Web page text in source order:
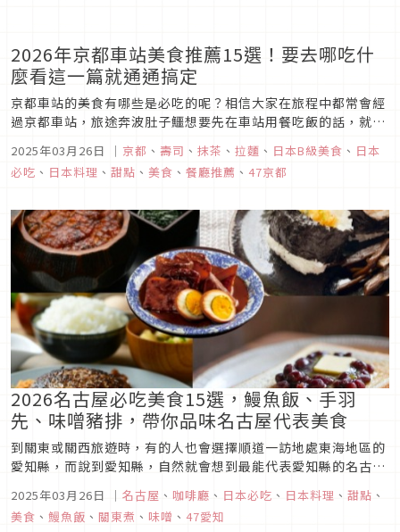
2026年京都車站美食推薦15選！要去哪吃什
麼看這一篇就通通搞定
京都車站的美食有哪些是必吃的呢？相信大家在旅程中都常會經
過京都車站，旅途奔波肚子鱷想要先在車站用餐吃飯的話，就要
在京都車站找餐廳啦！但說到京都車站以及車站附近美食的話，
你知道有什麼好吃的嗎？快來一起看下去吧！
2025年03月26日 ｜ 京都 、 壽司 、 抹茶 、 拉麵 、 日本B級美食 、 日本
必吃 、 日本料理 、 甜點 、 美食 、 餐廳推薦 、 47京都
2026名古屋必吃美食15選，鰻魚飯、手羽
先、味噌豬排，帶你品味名古屋代表美食
到關東或關西旅遊時，有的人也會選擇順道一訪地處東海地區的
愛知縣，而說到愛知縣，自然就會想到最能代表愛知縣的名古屋
市。來到名古屋當然不能錯過許多富有特色的愛知／名古屋美食
啦！像是鰻魚飯、手羽先（炸雞翅）、味噌豬排等代表料理，在
名古屋都能找到不少必吃餐廳。不過到底要吃哪一家餐廳才是最
2025年03月26日 ｜ 名古屋 、 咖啡廳 、 日本必吃 、 日本料理 、 甜點 、
美食 、 鰻魚飯 、 關東煮 、 味噌 、 47愛知